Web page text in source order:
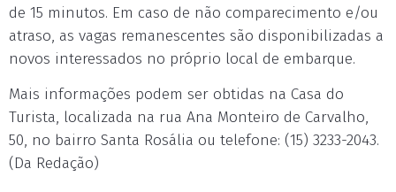
de 15 minutos. Em caso de não comparecimento e/ou
atraso, as vagas remanescentes são disponibilizadas a
novos interessados no próprio local de embarque.
Mais informações podem ser obtidas na Casa do
Turista, localizada na rua Ana Monteiro de Carvalho,
50, no bairro Santa Rosália ou telefone: (15) 3233-2043.
(Da Redação)